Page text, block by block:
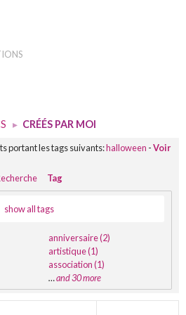
▸ CRÉÉS PAR MOI
portant les tags suivants:halloween -Voir
Tag
show all tags
anniversaire (2)
artistique (1)
association (1)
…and 30 more